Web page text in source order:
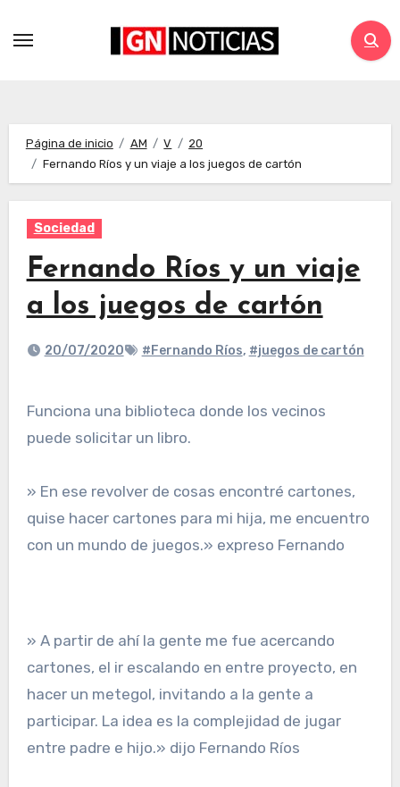
Página de inicio AM V
20
Fernando Ríos y un viaje a los juegos de cartón
Sociedad
Fernando Ríos y un viaje
a los juegos de cartón
20/07/2020 #Fernando Ríos, #juegos de cartón
Funciona una biblioteca donde los vecinos
puede solicitar un libro.
» En ese revolver de cosas encontré cartones,
quise hacer cartones para mi hija, me encuentro
con un mundo de juegos.» expreso Fernando
» A partir de ahí la gente me fue acercando
cartones, el ir escalando en entre proyecto, en
hacer un metegol, invitando a la gente a
participar. La idea es la complejidad de jugar
entre padre e hijo.» dijo Fernando Ríos